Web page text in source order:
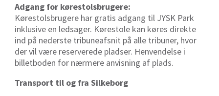
Adgang for kørestolsbrugere:
Kørestolsbrugere har gratis adgang til JYSK Park
inklusive en ledsager. Kørestole kan køres direkte
ind på nederste tribuneafsnit på alle tribuner, hvor
der vil være reserverede pladser. Henvendelse i
billetboden for nærmere anvisning af plads.
Transport til og fra Silkeborg